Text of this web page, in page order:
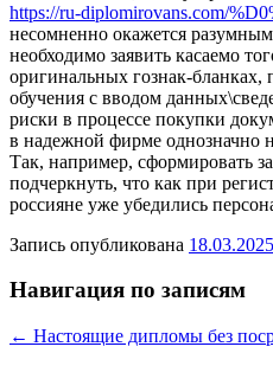
https://ru-diplomirovans.com/
несомненно окажется
необходимо заявить касаемо
оригинальных гознак-бланках,
обучения с вводом
риски в процессе покупки
в надежной фирме однозначно
Так, например, сформировать
подчеркнуть, что как при
россияне уже убедились
Запись опубликована 18.03.2025
Навигация по записям
← Настоящие дипломы без